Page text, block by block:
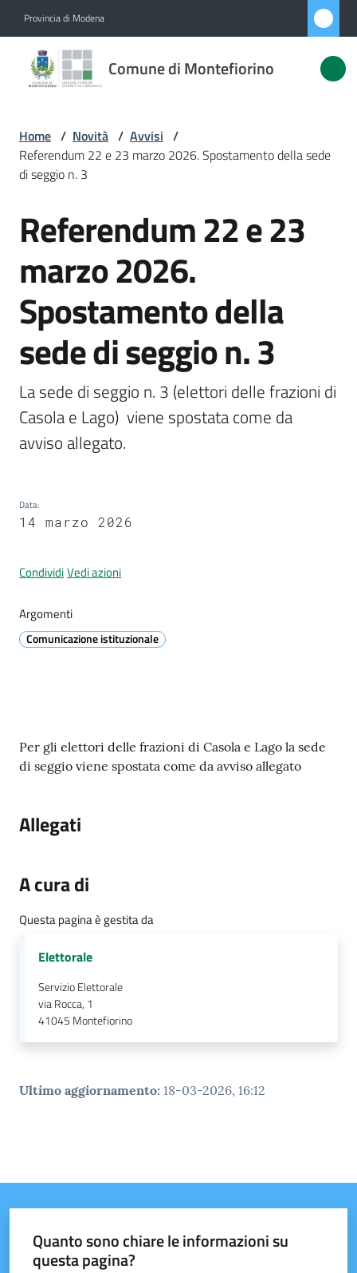
Provincia di Modena
Comune di Montefiorino
Comune di
Montefiorino
Amministrazione
Servizi
Vivere
Montefiorino
Tutti
gli
argomenti...
Seguici
su
Home / Novità / Avvisi /
Referendum 22 e 23 marzo 2026. Spostamento della sede
di seggio n. 3
Salta al contenuto
Referendum 22 e 23
marzo 2026.
Spostamento della
sede di seggio n. 3
La sede di seggio n. 3 (elettori delle frazioni di
Casola e Lago)  viene spostata come da
avviso allegato.
Data:
14 marzo 2026
CondividiVedi azioni
Argomenti
Comunicazione istituzionale
Contenuto
Per gli elettori delle frazioni di Casola e Lago la sede
di seggio viene spostata come da avviso allegato
Allegati
A cura di
Questa pagina è gestita da
Elettorale
Servizio Elettorale
via Rocca, 1
41045 Montefiorino
Ultimo aggiornamento: 18-03-2026, 16:12
Quanto sono chiare le informazioni su
questa pagina?